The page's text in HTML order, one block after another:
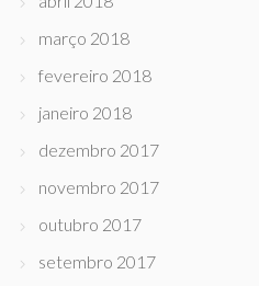
março 2018
fevereiro 2018
janeiro 2018
dezembro 2017
novembro 2017
outubro 2017
setembro 2017